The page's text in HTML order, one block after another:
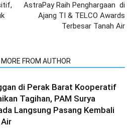
AstraPay Raih Penghargaan di
Ajang TI & TELCO Awards
Terbesar Tanah Air
MORE FROM AUTHOR
di Perak Barat Kooperatif
Tagihan, PAM Surya
Langsung Pasang Kembali